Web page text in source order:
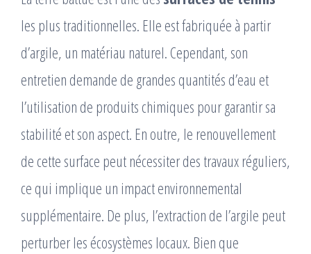
les plus traditionnelles. Elle est fabriquée à partir
d’argile, un matériau naturel. Cependant, son
entretien demande de grandes quantités d’eau et
l’utilisation de produits chimiques pour garantir sa
stabilité et son aspect. En outre, le renouvellement
de cette surface peut nécessiter des travaux réguliers,
ce qui implique un impact environnemental
supplémentaire. De plus, l’extraction de l’argile peut
perturber les écosystèmes locaux. Bien que